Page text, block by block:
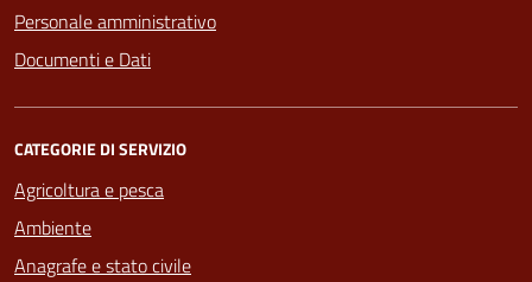
Personale amministrativo
Documenti e Dati
CATEGORIE DI SERVIZIO
Agricoltura e pesca
Ambiente
Anagrafe e stato civile